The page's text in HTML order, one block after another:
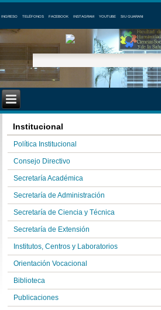
INGRESO TELÉFONOS FACEBOOK INSTAGRAM YOUTUBE SIU GUARANI
Institucional
Política Institucional
Consejo Directivo
Secretaría Académica
Secretaría de Administración
Secretaría de Ciencia y Técnica
Secretaría de Extensión
Institutos, Centros y Laboratorios
Orientación Vocacional
Biblioteca
Publicaciones